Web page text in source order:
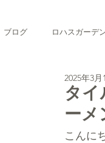
ブログ ロハスガーデ
おすすめの植物
テラス・ウッドデッ
タ
ー
2025年3月
こんに